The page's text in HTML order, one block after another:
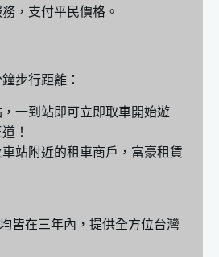
，支付平民價格。
步行距離：
一到站即可立即取車開始遊
！
站附近的租車商戶，富豪租賃
皆在三年內，提供全方位台灣